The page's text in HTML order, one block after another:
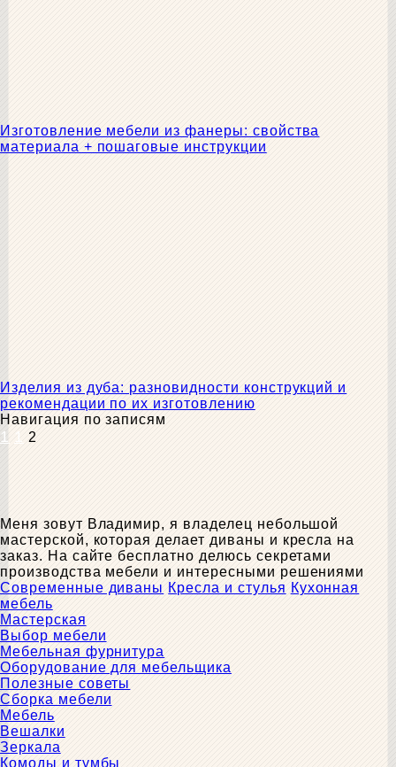
Изготовление мебели из фанеры: свойства
материала + пошаговые инструкции
Изделия из дуба: разновидности конструкций и
рекомендации по их изготовлению
Навигация по записям
1 1 2
Меня зовут Владимир, я владелец небольшой
мастерской, которая делает диваны и кресла на
заказ. На сайте бесплатно делюсь секретами
производства мебели и интересными решениями
Современные диваны Кресла и стулья Кухонная
мебель
Мастерская
Выбор мебели
Мебельная фурнитура
Оборудование для мебельщика
Полезные советы
Сборка мебели
Мебель
Вешалки
Зеркала
Комоды и тумбы